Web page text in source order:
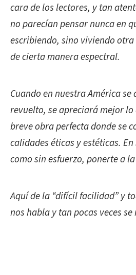
cara de los lectores, y tan
no parecían pensar nunca en
escribiendo, sino viviendo
de cierta manera espectral.
Cuando en nuestra América se
revuelto, se apreciará mejor lo
breve obra perfecta donde se
calidades éticas y estéticas.
como sin esfuerzo, ponerte a
Aquí de la “difícil facilidad” y
nos habla y tan pocas veces